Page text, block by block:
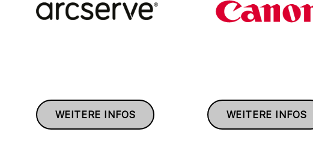
WEITERE INFOS WEITERE INFOS